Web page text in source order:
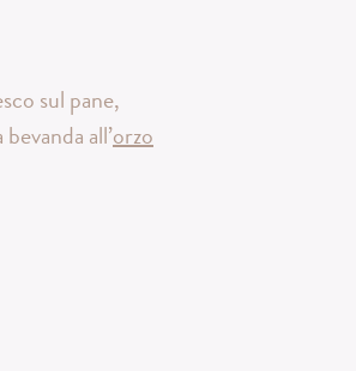
sul pane,
all’orzo